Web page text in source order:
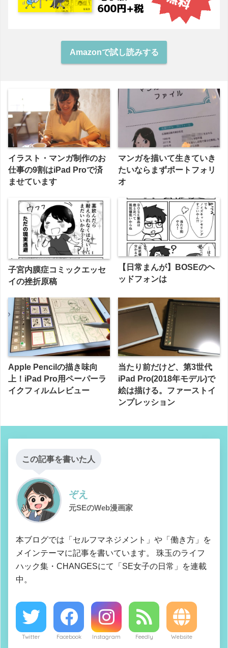
Amazonで試し読みする
イラスト・マンガ制作のお
仕事の9割はiPad Proで済
ませています
マンガを描いて生きていき
たいならまずポートフォリ
オ
子宮内膜症コミックエッセ
イの挫折原稿
【日常まんが】BOSEのヘ
ッドフォンは
Apple Pencilの描き味向
上！iPad Pro用ペーパーラ
イクフィルムレビュー
当たり前だけど、第3世代
iPad Pro(2018年モデル)で
絵は描ける。ファーストイ
ンプレッション
この記事を書いた人
ぞえ
元SEのWeb漫画家
本ブログでは「セルフマネジメント」や「働き方」を
メインテーマに記事を書いています。 珠玉のライフ
ハック集・CHANGESにて「SE女子の日常」を連載
中。
Twitter Facebook Instagram Feedly Website